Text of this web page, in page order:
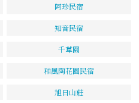
阿珍民宿
知音民宿
千草園
和風陶花園民宿
旭日山莊